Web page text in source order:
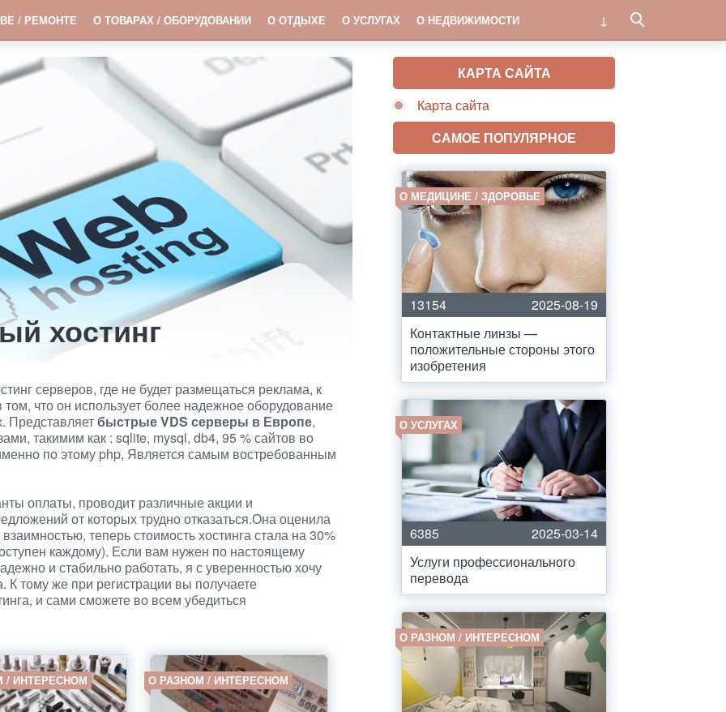
/ РЕМОНТЕ О ТОВАРАХ / ОБОРУДОВАНИИ О ОТДЫХЕ О УСЛУГАХ О НЕДВИЖИМОСТИ
хостинг
серверов, где не будет размещаться реклама, к
что он использует более надежное оборудование
Представляетбыстрые VDS серверы в Европе,
такимим как : sqlite, mysql, db4, 95 % сайтов во
по этому php, Является самым востребованным
оплаты, проводит различные акции и
от которых трудно отказаться.Она оценила
теперь стоимость хостинга стала на 30%
каждому). Если вам нужен по настоящему
и стабильно работать, я с уверенностью хочу
К тому же при регистрации вы получаете
и сами сможете во всем убедиться
/ ИНТЕРЕСНОМ О РАЗНОМ / ИНТЕРЕСНОМ
КАРТА САЙТА
Карта сайта
САМОЕ ПОПУЛЯРНОЕ
О МЕДИЦИНЕ / ЗДОРОВЬЕ
13154
2025-08-19
Контактные линзы —
положительные стороны этого
изобретения
О УСЛУГАХ
6385
2025-03-14
Услуги профессионального
перевода
О РАЗНОМ / ИНТЕРЕСНОМ